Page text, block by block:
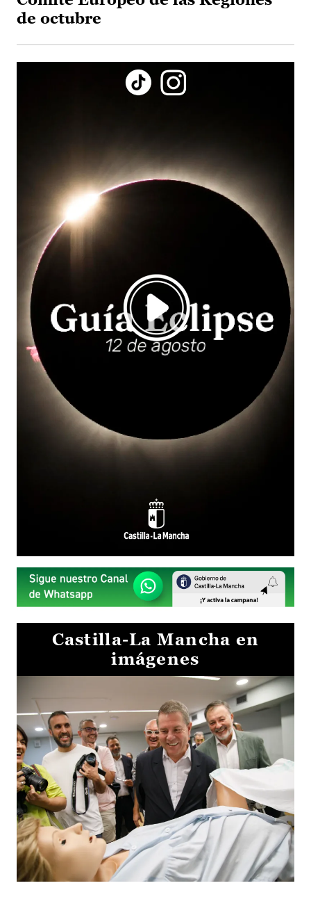
de octubre
Castilla-La Mancha en
imágenes